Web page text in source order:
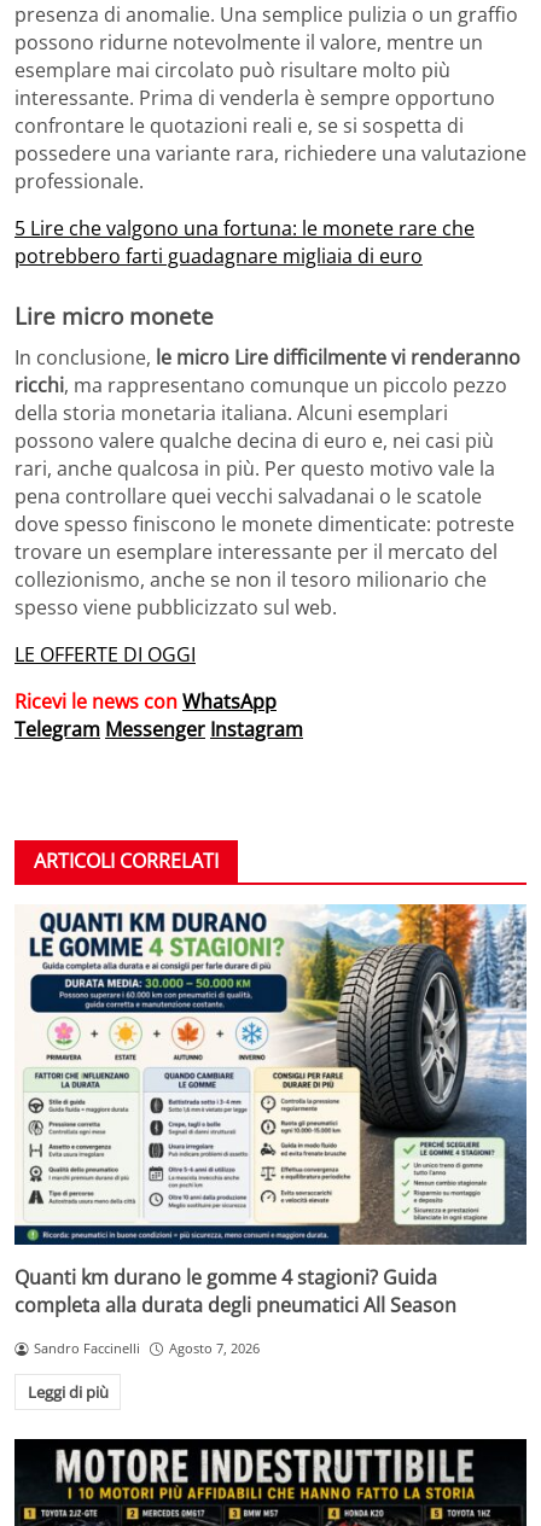
presenza di anomalie. Una semplice pulizia o un graffio
possono ridurne notevolmente il valore, mentre un
esemplare mai circolato può risultare molto più
interessante. Prima di venderla è sempre opportuno
confrontare le quotazioni reali e, se si sospetta di
possedere una variante rara, richiedere una valutazione
professionale.
5 Lire che valgono una fortuna: le monete rare che
potrebbero farti guadagnare migliaia di euro
Lire micro monete
In conclusione, le micro Lire difficilmente vi renderanno
ricchi, ma rappresentano comunque un piccolo pezzo
della storia monetaria italiana. Alcuni esemplari
possono valere qualche decina di euro e, nei casi più
rari, anche qualcosa in più. Per questo motivo vale la
pena controllare quei vecchi salvadanai o le scatole
dove spesso finiscono le monete dimenticate: potreste
trovare un esemplare interessante per il mercato del
collezionismo, anche se non il tesoro milionario che
spesso viene pubblicizzato sul web.
LE OFFERTE DI OGGI
Ricevi le news conWhatsApp
Telegram Messenger Instagram
ARTICOLI CORRELATI
Quanti km durano le gomme 4 stagioni? Guida
completa alla durata degli pneumatici All Season
Sandro Faccinelli Agosto 7, 2026
Leggi di più